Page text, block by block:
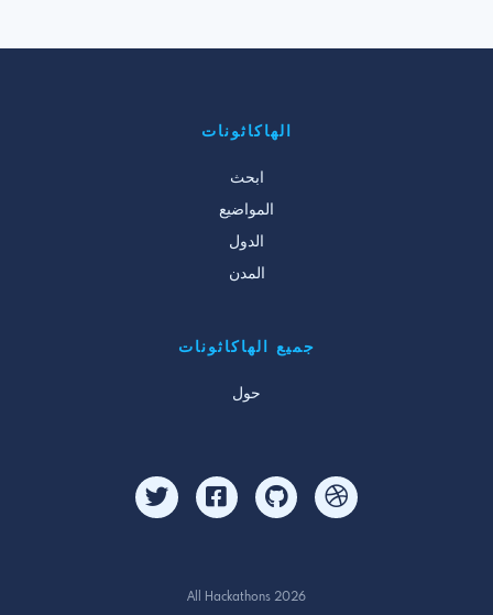
الهاكاثونات
ابحث
المواضيع
الدول
المدن
جميع الهاكاثونات
حول
All Hackathons 2026